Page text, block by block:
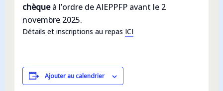
chèqueà l’ordre de AIEPPFP avant le 2
novembre 2025.
Détails et inscriptions au repas ICI
Ajouter au calendrier